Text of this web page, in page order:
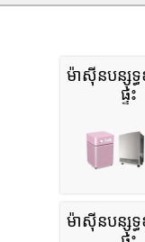
ម៉ាស៊ីនបន្សុទ្
ផ្ទះ
ម៉ាស៊ីនបន្សុទ្